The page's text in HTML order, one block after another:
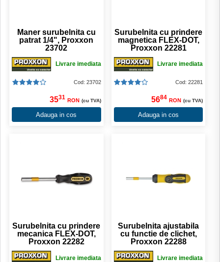
Maner surubelnita cu
patrat 1/4", Proxxon
23702
Livrare imediata
Cod: 23702
3531 RON (cu TVA)
Adauga in cos
Surubelnita cu prindere
magnetica FLEX-DOT,
Proxxon 22281
Livrare imediata
Cod: 22281
5684 RON (cu TVA)
Adauga in cos
Surubelnita cu prindere
mecanica FLEX-DOT,
Proxxon 22282
Livrare imediata
Surubelnita ajustabila
cu functie de clichet,
Proxxon 22288
Livrare imediata